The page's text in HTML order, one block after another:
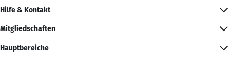
Hilfe & Kontakt
Mitgliedschaften
Hauptbereiche